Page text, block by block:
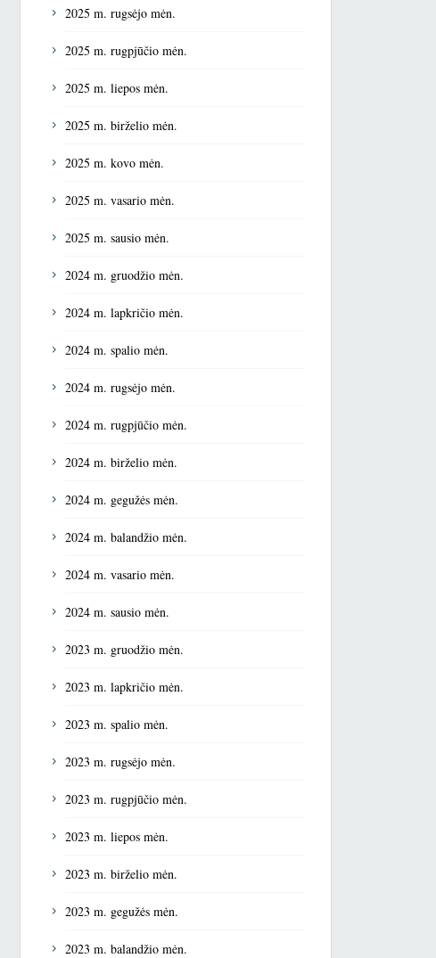
2025 m. rugsėjo mėn.
2025 m. rugpjūčio mėn.
2025 m. liepos mėn.
2025 m. birželio mėn.
2025 m. kovo mėn.
2025 m. vasario mėn.
2025 m. sausio mėn.
2024 m. gruodžio mėn.
2024 m. lapkričio mėn.
2024 m. spalio mėn.
2024 m. rugsėjo mėn.
2024 m. rugpjūčio mėn.
2024 m. birželio mėn.
2024 m. gegužės mėn.
2024 m. balandžio mėn.
2024 m. vasario mėn.
2024 m. sausio mėn.
2023 m. gruodžio mėn.
2023 m. lapkričio mėn.
2023 m. spalio mėn.
2023 m. rugsėjo mėn.
2023 m. rugpjūčio mėn.
2023 m. liepos mėn.
2023 m. birželio mėn.
2023 m. gegužės mėn.
2023 m. balandžio mėn.